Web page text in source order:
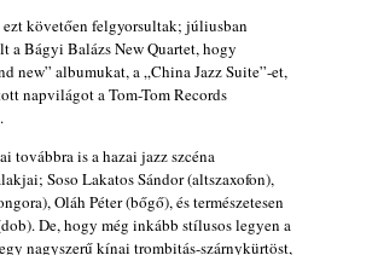
Gyarmati Gábor és 54 éves
01.
– 42. rész: Vörös László +
Eszter + Vörös Bence
30.
ezt követően felgyorsultak; júliusban
a Bágyi Balázs New Quartet, hogy
new” albumukat, a „China Jazz Suite”-et,
napvilágot a Tom-Tom Records
továbbra is a hazai jazz szcéna
Soso Lakatos Sándor (altszaxofon),
Oláh Péter (bőgő), és természetesen
De, hogy még inkább stílusos legyen a
nagyszerű kínai trombitás-szárnykürtöst,